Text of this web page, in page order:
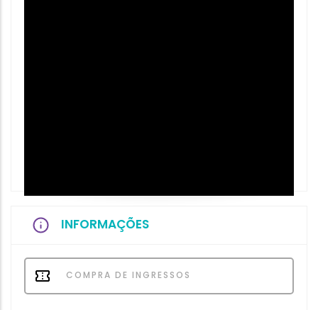
INFORMAÇÕES
COMPRA DE INGRESSOS